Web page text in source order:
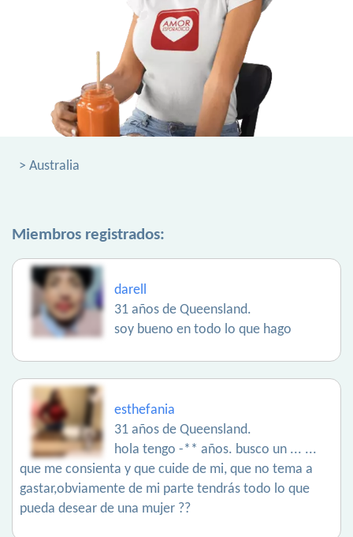
> Australia
Miembros registrados:
darell
31 años de Queensland.
soy bueno en todo lo que hago
esthefania
31 años de Queensland.
hola tengo -** años. busco un ... ...
que me consienta y que cuide de mi, que no tema a
gastar,obviamente de mi parte tendrás todo lo que
pueda desear de una mujer ??